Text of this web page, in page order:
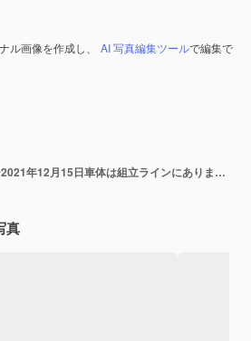
ル画像を作成し、 AI 写真編集ツールで編集で
ミンスクベラルーシ2021年12月15日車体は組立ラインにあります自動車の生産のための工場現代の自動車産業ハイテク企業で塗装される前にチェックされている自動車
真